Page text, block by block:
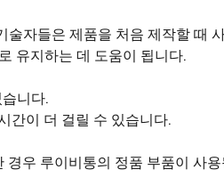
자들은 제품을 처음 제작할 때
유지하는 데 도움이 됩니다.
니다.
간이 더 걸릴 수 있습니다.
우 루이비통의 정품 부품이 사